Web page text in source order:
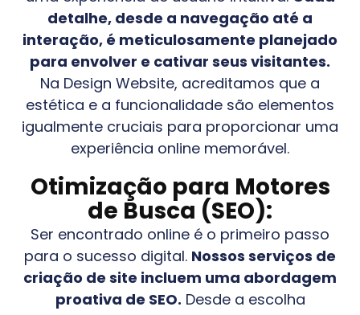
detalhe, desde a navegação até a
interação, é meticulosamente planejado
para envolver e cativar seus visitantes.
Na Design Website, acreditamos que a
estética e a funcionalidade são elementos
igualmente cruciais para proporcionar uma
experiência online memorável.
Otimização para Motores
de Busca (SEO):
Ser encontrado online é o primeiro passo
para o sucesso digital. Nossos serviços de
criação de site incluem uma abordagem
proativa de SEO. Desde a escolha